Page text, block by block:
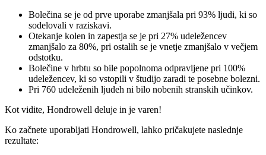
Bolečina se je od prve uporabe zmanjšala pri 93% ljudi, ki so
sodelovali v raziskavi.
Otekanje kolen in zapestja se je pri 27% udeležencev
zmanjšalo za 80%, pri ostalih se je vnetje zmanjšalo v večjem
odstotku.
Bolečine v hrbtu so bile popolnoma odpravljene pri 100%
udeležencev, ki so vstopili v študijo zaradi te posebne bolezni.
Pri 760 udeleženih ljudeh ni bilo nobenih stranskih učinkov.
Kot vidite, Hondrowell deluje in je varen!
Ko začnete uporabljati Hondrowell, lahko pričakujete naslednje
rezultate: